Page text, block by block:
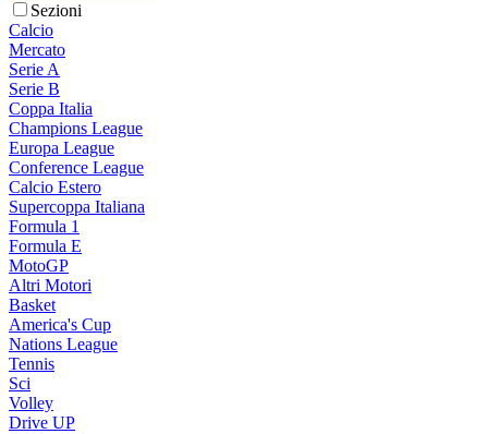
Sezioni
Calcio
Mercato
Serie A
Serie B
Coppa Italia
Champions League
Europa League
Conference League
Calcio Estero
Supercoppa Italiana
Formula 1
Formula E
MotoGP
Altri Motori
Basket
America's Cup
Nations League
Tennis
Sci
Volley
Drive UP